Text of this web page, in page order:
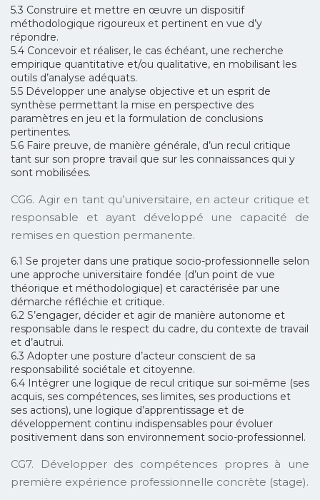
5.3 Construire et mettre en œuvre un dispositif
méthodologique rigoureux et pertinent en vue d’y
répondre.
5.4 Concevoir et réaliser, le cas échéant, une recherche
empirique quantitative et/ou qualitative, en mobilisant les
outils d’analyse adéquats.
5.5 Développer une analyse objective et un esprit de
synthèse permettant la mise en perspective des
paramètres en jeu et la formulation de conclusions
pertinentes.
5.6 Faire preuve, de manière générale, d’un recul critique
tant sur son propre travail que sur les connaissances qui y
sont mobilisées.
CG6. Agir en tant qu’universitaire, en acteur critique et
responsable et ayant développé une capacité de
remises en question permanente.
6.1 Se projeter dans une pratique socio-professionnelle selon
une approche universitaire fondée (d’un point de vue
théorique et méthodologique) et caractérisée par une
démarche réfléchie et critique.
6.2 S’engager, décider et agir de manière autonome et
responsable dans le respect du cadre, du contexte de travail
et d’autrui.
6.3 Adopter une posture d’acteur conscient de sa
responsabilité sociétale et citoyenne.
6.4 Intégrer une logique de recul critique sur soi-même (ses
acquis, ses compétences, ses limites, ses productions et
ses actions), une logique d’apprentissage et de
développement continu indispensables pour évoluer
positivement dans son environnement socio-professionnel.
CG7. Développer des compétences propres à une
première expérience professionnelle concrète (stage).